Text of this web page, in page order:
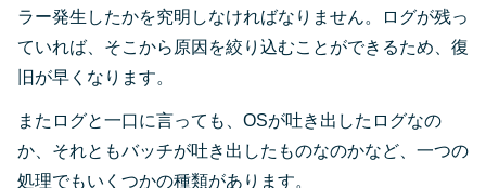
ラー発生したかを究明しなければなりません。ログが残っ
ていれば、そこから原因を絞り込むことができるため、復
旧が早くなります。
またログと一口に言っても、OSが吐き出したログなの
か、それともバッチが吐き出したものなのかなど、一つの
処理でもいくつかの種類があります。